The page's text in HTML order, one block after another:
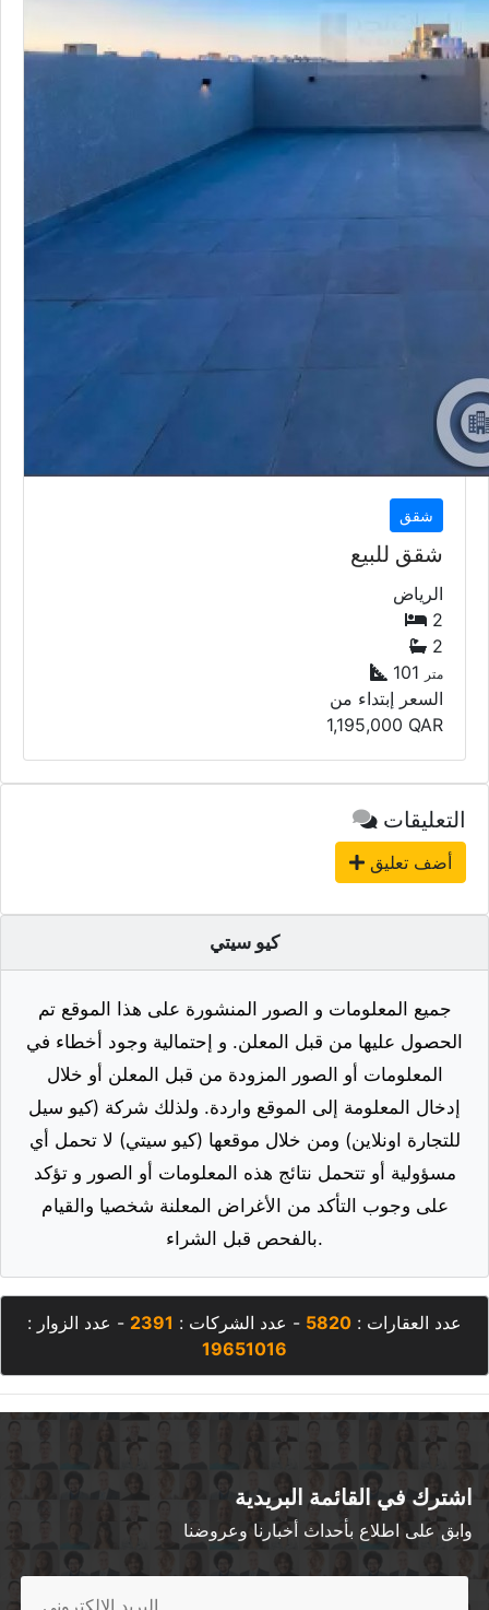
شقق
شقق للبيع
الرياض
2
2
101
متر
السعر إبتداء من
1,195,000 QAR
التعليقات
أضف تعليق
كيو سيتي
جميع المعلومات و الصور المنشورة على هذا الموقع تم
الحصول عليها من قبل المعلن. و إحتمالية وجود أخطاء في
المعلومات أو الصور المزودة من قبل المعلن أو خلال
إدخال المعلومة إلى الموقع واردة. ولذلك شركة (كيو سيل
للتجارة اونلاين) ومن خلال موقعها (كيو سيتي) لا تحمل أي
مسؤولية أو تتحمل نتائج هذه المعلومات أو الصور و تؤكد
على وجوب التأكد من الأغراض المعلنة شخصيا والقيام
بالفحص قبل الشراء.
عدد العقارات : 5820 - عدد الشركات : 2391 - عدد الزوار :
19651016
اشترك في القائمة البريدية
وابق على اطلاع بأحداث أخبارنا وعروضنا